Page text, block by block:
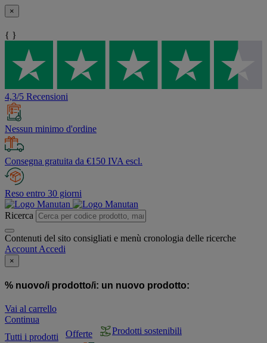
×
{ }
4,3/5 Recensioni
Nessun minimo d'ordine
Consegna gratuita da €150 IVA escl.
Reso entro 30 giorni
Ricerca
Contenuti del sito consigliati e menù cronologia delle ricerche
Account Accedi
×
% nuovo/i prodotto/i: un nuovo prodotto:
Vai al carrello
Continua
Tutti i prodotti
Offerte
Prodotti sostenibili